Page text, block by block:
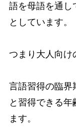
語を母語を通し
としています。
つまり大人向け
言語習得の臨界
と習得できる年
ます。